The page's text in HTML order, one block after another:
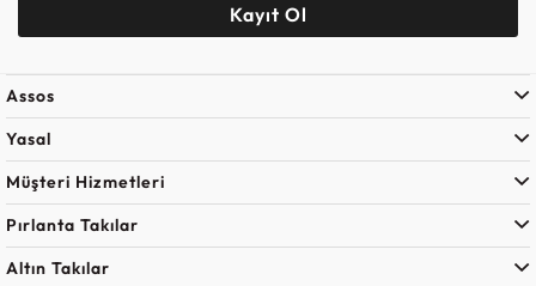
Kayıt Ol
Assos
Yasal
Müşteri Hizmetleri
Pırlanta Takılar
Altın Takılar